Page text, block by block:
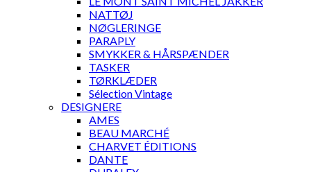
NATTØJ
NØGLERINGE
PARAPLY
SMYKKER & HÅRSPÆNDER
TASKER
TØRKLÆDER
Sélection Vintage
DESIGNERE
AMES
BEAU MARCHÉ
CHARVET ÉDITIONS
DANTE